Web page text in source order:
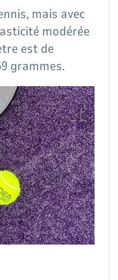
mais avec
modérée
est de
grammes.